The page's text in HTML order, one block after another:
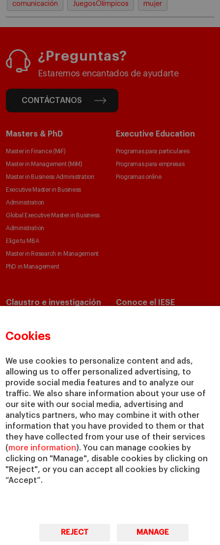
Cookies
We use cookies to personalize content and ads,
allowing us to offer personalized advertising, to
provide social media features and to analyze our
traffic. We also share information about your use of
our site with our social media, advertising and
analytics partners, who may combine it with other
information that you have provided to them or that
they have collected from your use of their services
(more information). You can manage cookies by
clicking on "Manage", disable cookies by clicking on
"Reject", or you can accept all cookies by clicking
“Accept”.
REJECT MANAGE
comunicación JuegosOlímpicos mujer
¿Preguntas?
Estaremos encantados de ayudarte
CONTÁCTANOS
Masters & PhD
Master in Finance (MiF)
Master in Management (MiM)
Master in Business Administration
Executive Master in Business
Administration
Global Executive Master in Business
Administration
Elige tu MBA
Master in Research in Management
PhD in Management
Executive Education
Programas para particulares
Programas para empresas
Programas online
Claustro e investigación
Departamentos académicos
Cátedras
IESE Insight
IESE Publishing
Conoce el IESE
Nuestro impacto
Colabora con el IESE
Servicios
Biblioteca
Canal de Compliance
Capellanía
IESE Shop
Jobs @IESE
Préstamos y becas